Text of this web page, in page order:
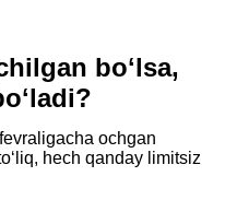
boʻlsa,
ochgan
hech qanday limitsiz